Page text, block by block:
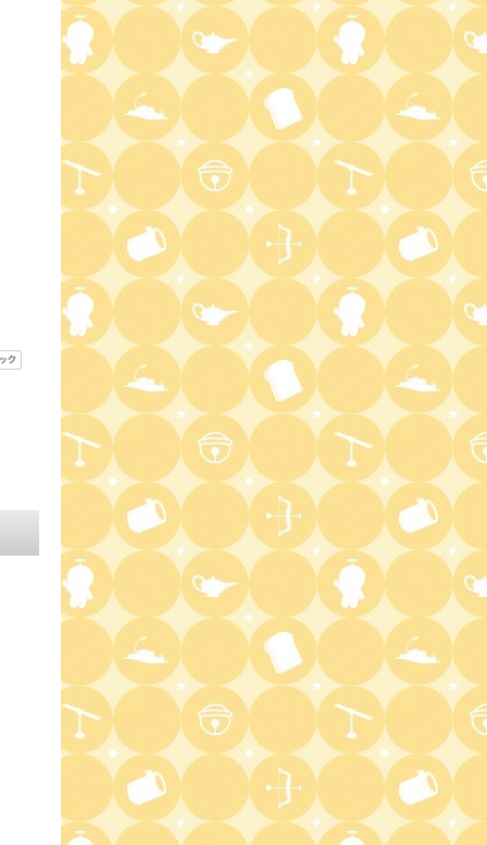
プレゼンツアー
よる 8:54
私の幸福時間
よる 9:00
ミュージックステーション
10周年あいみょん、TMR、
HY…名曲が続々!初登場ATEEZ
9:54
報道ステーション
11:10
熱闘甲子園 涙は、強さにな
る。
11:40
気づきの扉
11:45
名探偵のままでいて #4